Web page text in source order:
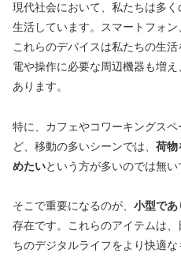
現代社会において、私たちは多
生活しています。スマートフォ
これらのデバイスは私たちの生
電や操作に必要な周辺機器も増
あります。
特に、カフェやコワーキングス
ど、移動の多いシーンでは、 荷物
めたいという方が多いのでは無い
そこで重要になるのが、 小型であ
存在です。これらのアイテムは
ちのデジタルライフをより快適な